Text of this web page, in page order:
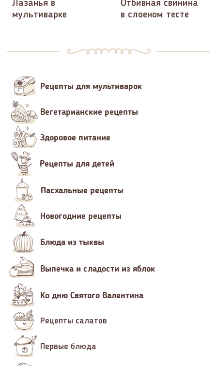
Лазанья в
мультиварке
Отбивная свинина
в слоеном тесте
Рецепты для мультиварок
Вегетарианские рецепты
Здоровое питание
Рецепты для детей
Пасхальные рецепты
Новогодние рецепты
Блюда из тыквы
Выпечка и сладости из яблок
Ко дню Святого Валентина
Рецепты салатов
Первые блюда